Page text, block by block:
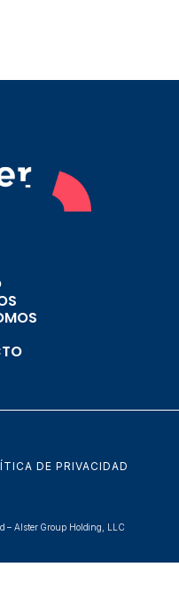
– Alster Group Holding, LLC
DE PRIVACIDAD